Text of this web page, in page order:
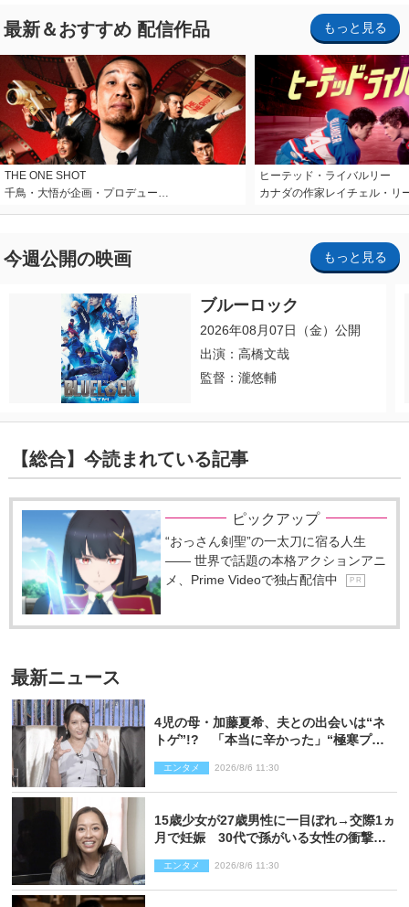
最新＆おすすめ 配信作品 もっと見る
THE ONE SHOT
千鳥・大悟が企画・プロデュー…
ヒーテッド・ライバルリー
カナダの作家レイチェル・リ
今週公開の映画 もっと見る
ブルーロック
2026年08月07日（金）公開
出演：高橋文哉
監督：瀧悠輔
【総合】今読まれている記事
ピックアップ
“おっさん剣聖”の一太刀に宿る人生
―― 世界で話題の本格アクションアニ
メ、Prime Videoで独占配信中
P R
最新ニュース
4児の母・加藤夏希、夫との出会いは“ネ
トゲ”!? 「本当に辛かった」“極寒プロ
エンタメ 2026/8/6 11:30
15歳少女が27歳男性に一目ぼれ→交際1ヵ
月で妊娠 30代で孫がいる女性の衝撃半
エンタメ 2026/8/6 11:30